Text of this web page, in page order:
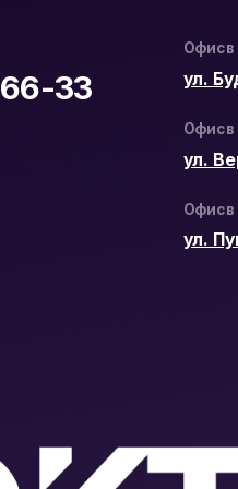
ООО «ЛОКТ» УНП: 193671619